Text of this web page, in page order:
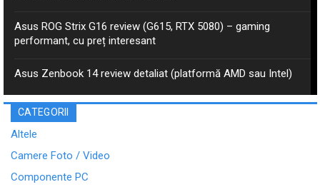
Asus ROG Strix G16 review (G615, RTX 5080) – gaming
performant, cu preț interesant
Asus Zenbook 14 review detaliat (platformă AMD sau Intel)
CATEGORII
Altele
Camere Foto / Video
Componente PC